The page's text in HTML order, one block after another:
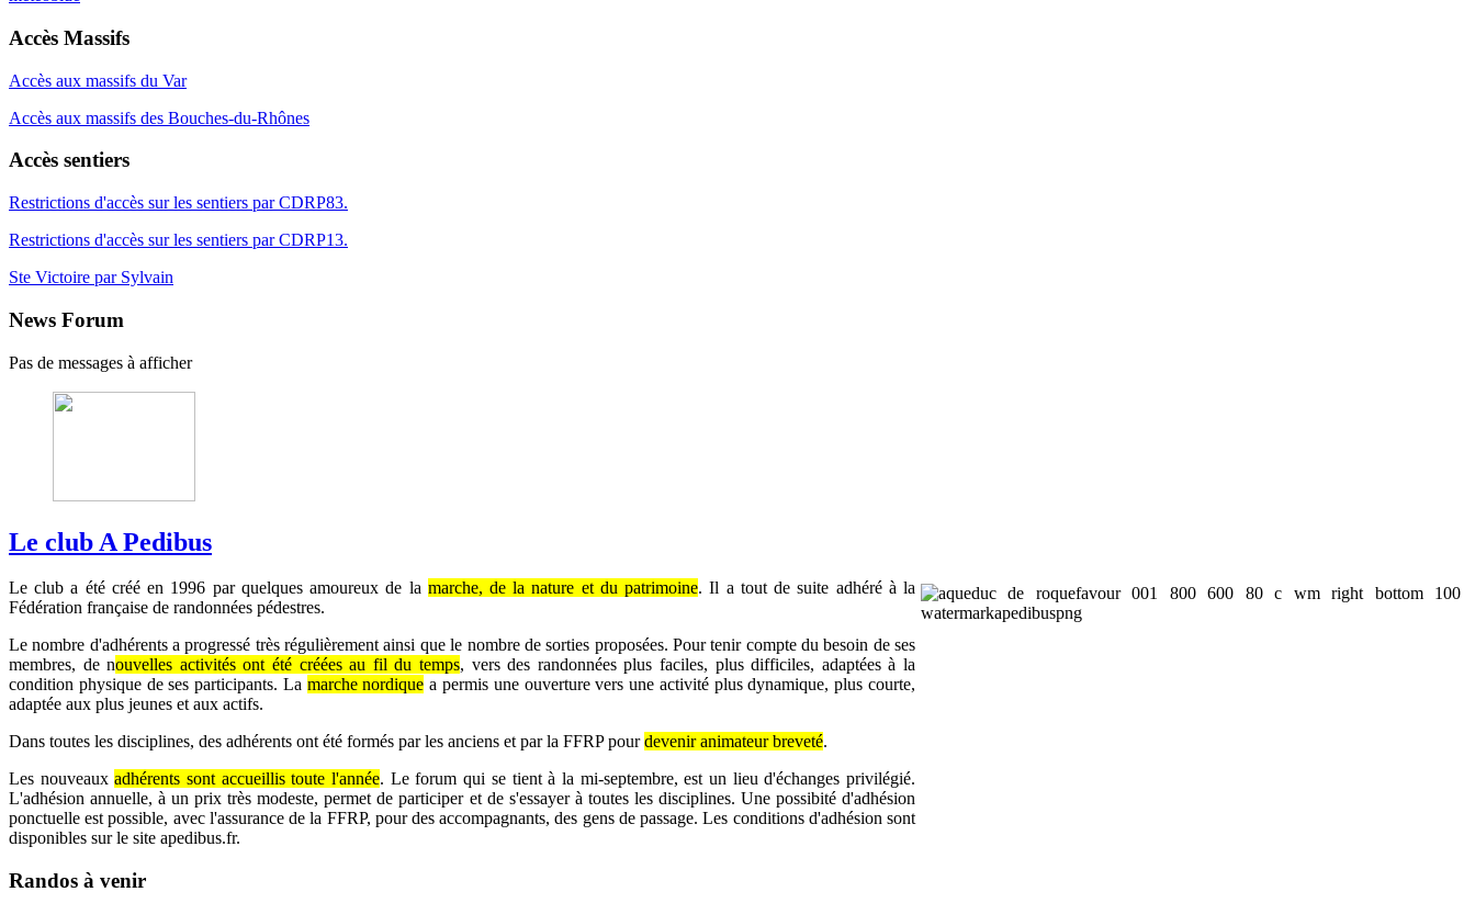
Accès Massifs
Accès aux massifs du Var
Accès aux massifs des Bouches-du-Rhônes
Accès sentiers
Restrictions d'accès sur les sentiers par CDRP83.
Restrictions d'accès sur les sentiers par CDRP13.
Ste Victoire par Sylvain
News Forum
Pas de messages à afficher
Le club A Pedibus
Le club a été créé en 1996 par quelques amoureux de la marche,de la nature et du patrimoine. Il a tout de suite adhéré à la
Fédération française de randonnées pédestres.
Le nombre d'adhérents a progressé très régulièrement ainsi que le nombre de sorties proposées. Pour tenir compte du besoin de ses
membres, de nouvelles activités ont été créées au fil du temps, vers des randonnées plus faciles, plus difficiles, adaptées à la
condition physique de ses participants. La marche nordique a permis une ouverture vers une activité plus dynamique, plus courte,
adaptée aux plus jeunes et aux actifs.
Dans toutes les disciplines, des adhérents ont été formés par les anciens et par la FFRP pourdevenir animateur breveté.
Les nouveauxadhérents sont accueillis toute l'année. Le forum qui se tient à la mi-septembre, est un lieu d'échanges privilégié.
L'adhésion annuelle, à un prix très modeste, permet de participer et de s'essayer à toutes les disciplines. Une possibité d'adhésion
ponctuelle est possible, avec l'assurance de la FFRP, pour des accompagnants, des gens de passage. Les conditions d'adhésion sont
disponibles sur le site apedibus.fr.
Randos à venir